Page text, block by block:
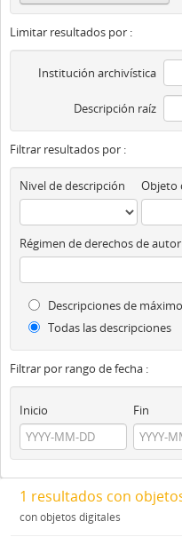
Limitar resultados por :
Institución archivística
Descripción raíz
Filtrar resultados por :
Nivel de descripción
Régimen de derechos de autor
Descripciones de
Todas las descripciones
Filtrar por rango de fecha :
Inicio Fin
1 resultados con
con objetos digitales